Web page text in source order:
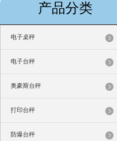
产品分类
电子桌秤
电子台秤
奥豪斯台秤
打印台秤
防爆台秤